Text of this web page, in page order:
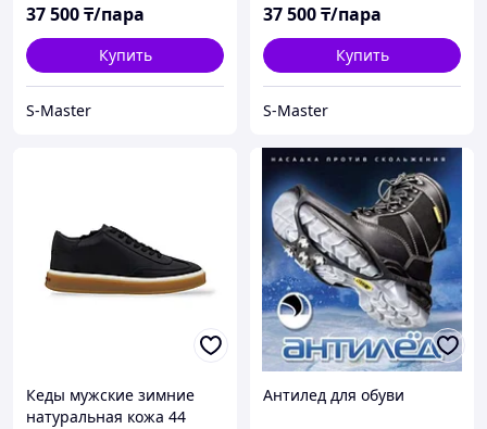
37 500₸/пара
Купить
S-Master
37 500₸/пара
Купить
S-Master
Кеды мужские зимние
натуральная кожа 44
Антилед для обуви